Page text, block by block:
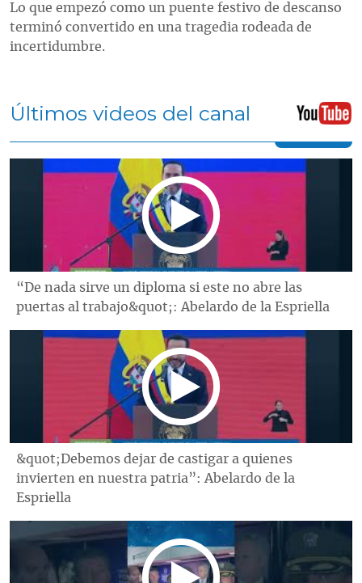
Lo que empezó como un puente festivo de descanso
terminó convertido en una tragedia rodeada de
incertidumbre.
Últimos videos del canal
“De nada sirve un diploma si este no abre las
puertas al trabajo&quot;: Abelardo de la Espriella
&quot;Debemos dejar de castigar a quienes
invierten en nuestra patria”: Abelardo de la
Espriella